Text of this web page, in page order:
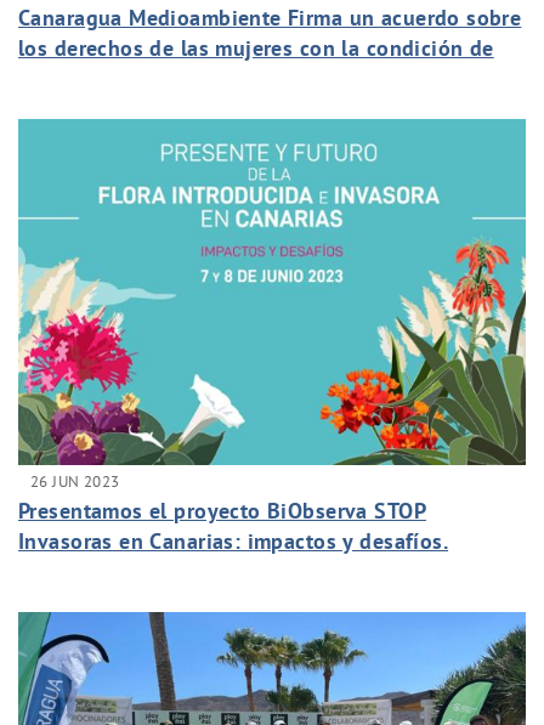
Canaragua Medioambiente Firma un acuerdo sobre
los derechos de las mujeres con la condición de
26 JUN 2023
Presentamos el proyecto BiObserva STOP
Invasoras en Canarias: impactos y desafíos.